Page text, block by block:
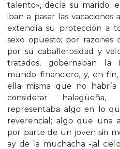
talento», decía su marido;
iban a pasar las vacaciones
extendía su protección a
sexo opuesto; por razones
por su caballerosidad y
tratados, gobernaban la
mundo financiero, y, en
ella misma que no
considerar
representaba algo en lo
reverencial; algo que una
por parte de un joven sin
ay de la muchacha -¡al